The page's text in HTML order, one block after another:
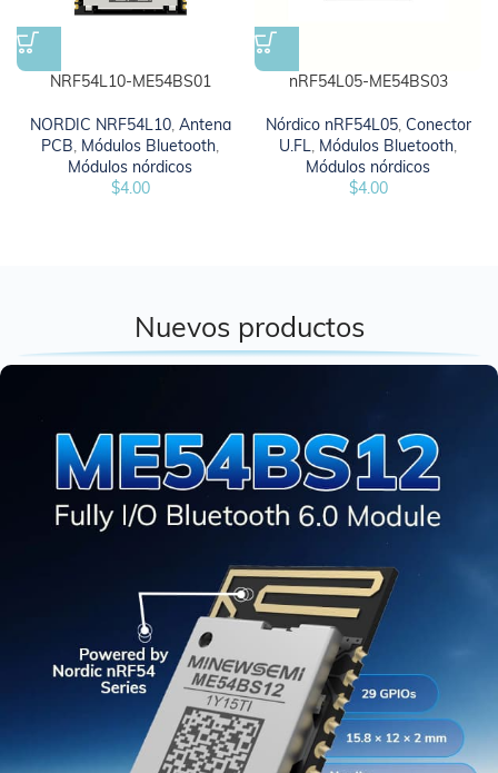
NRF54L10-ME54BS01
NORDIC NRF54L10, Antena
PCB, Módulos Bluetooth,
Módulos nórdicos
$4.00
nRF54L05-ME54BS03
Nórdico nRF54L05, Conector
U.FL, Módulos Bluetooth,
Módulos nórdicos
$4.00
Nuevos productos